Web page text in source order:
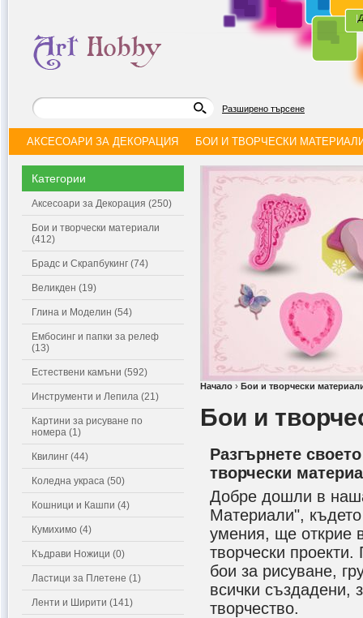
|
Разширено търсене
АКСЕСОАРИ ЗА ДЕКОРАЦИЯ БОИ И ТВОРЧЕСКИ
Категории
Аксесоари за Декорация (250)
Бои и творчески материали
(412)
Брадс и Скрапбукинг (74)
Великден (19)
Глина и Моделин (54)
Ембосинг и папки за релеф
(13)
Естествени камъни (592)
Инструменти и Лепила (21)
Картини за рисуване по
номера (1)
Квилинг (44)
Коледна украса (50)
Кошници и Кашпи (4)
Кумихимо (4)
Къдрави Ножици (0)
Ластици за Плетене (1)
Ленти и Ширити (141)
Начало › Бои и творчески
Бои и
Разгърнете
творчески
Добре дошли в
Материали",
умения, ще открие
творчески
бои за рисуване,
всички създадени,
творчество.